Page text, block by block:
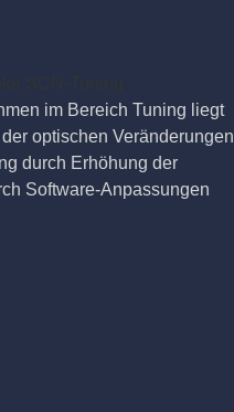
im Bereich Tuning liegt
optischen Veränderungen
durch Erhöhung der
Software-Anpassungen